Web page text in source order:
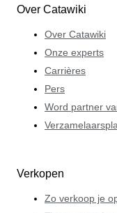
geweldige kansen
wijnen en wijnen
winkel te koop zijn.
Over Catawiki
Over Catawiki
Onze experts
Carrières
Pers
Word partner
Verkopen
Zo verkoop je